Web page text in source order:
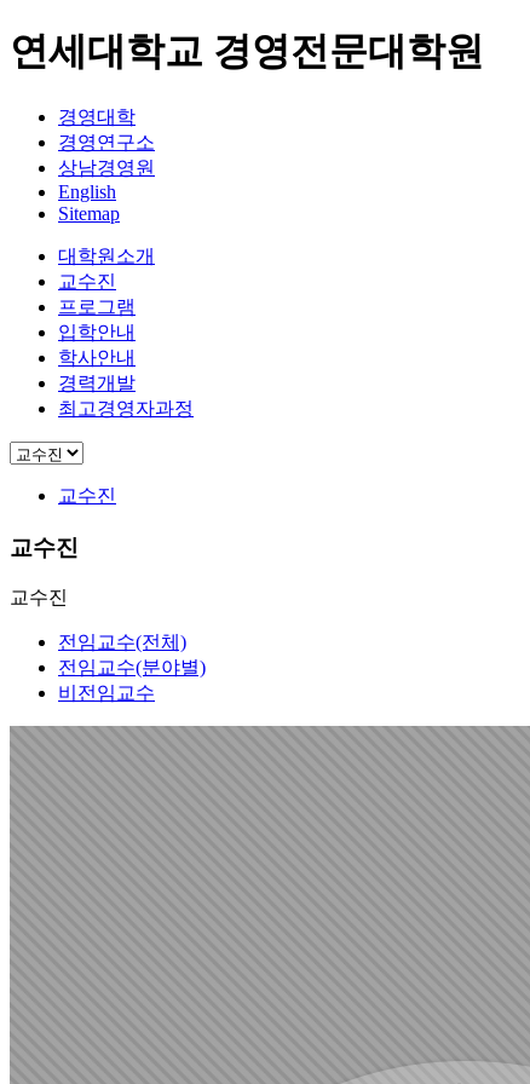
연세대학교 경영전문대학원
경영대학
경영연구소
상남경영원
English
Sitemap
대학원소개
교수진
프로그램
입학안내
학사안내
경력개발
최고경영자과정
교수진
교수진
교수진
전임교수(전체)
전임교수(분야별)
비전임교수